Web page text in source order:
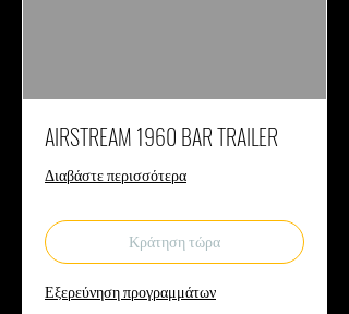
AIRSTREAM 1960 BAR TRAILER
Διαβάστε περισσότερα
Κράτηση τώρα
Εξερεύνηση προγραμμάτων